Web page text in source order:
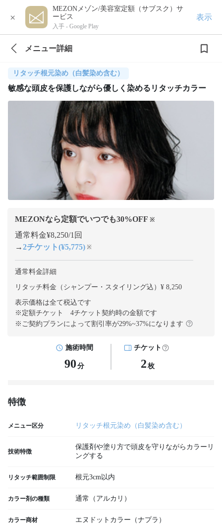
×
MEZONメゾン/美容室定額（サブスク）サ
ービス
入手 - Google Play
表示
メニュー詳細
リタッチ根元染め（白髪染め含む）
敏感な頭皮を保護しながら優しく染めるリタッチカラー
MEZONなら定額でいつでも30%OFF ※
通常料金¥8,250/1回
→2チケット(¥5,775) ※
通常料金詳細
リタッチ料金（シャンプー・スタイリング込）¥ 8,250
表示価格は全て税込です
※定額チケット 4チケット契約時の金額です
※ご契約プランによって割引率が29%~37%になります
施術時間
90 分
チケット
2 枚
特徴
メニュー区分 リタッチ根元染め（白髪染め含む）
技術特徴
保護剤や塗り方で頭皮を守りながらカラーリ
ングする
リタッチ範囲制限 根元3cm以内
カラー剤の種類 通常（アルカリ）
カラー商材 エヌドットカラー（ナプラ）